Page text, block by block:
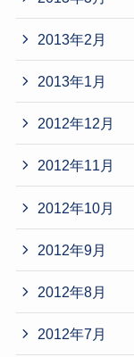
2013年2月
2013年1月
2012年12月
2012年11月
2012年10月
2012年9月
2012年8月
2012年7月